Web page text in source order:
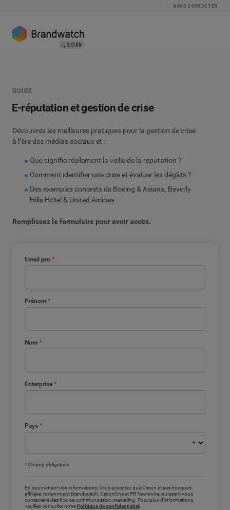
NOUS CONTACTER
Email pro *
Prénom *
Nom *
Enterprise *
Pays *
*Champ obligatoire
En soumettant vos informations, vous acceptez que Cision et ses marques
affiliées, notamment Brandwatch, CisionOne et PR Newswire, puissent vous
contacter à des fins de communication marketing. Pour plus d'informations,
veuillez consulter notre Politique de confidentialité.
GUIDE
E­-réputation et gestion de crise
Découvrez les meilleures pratiques pour la gestion de crise
à l’ère des médias sociaux et :
Que signifie réellement la veille de la réputation ?
Comment identifier une crise et évaluer les dégâts ?
Des exemples concrets de Boeing & Asiana, Beverly
Hills Hotel & United Airlines
Remplissez le formulaire pour avoir accès.